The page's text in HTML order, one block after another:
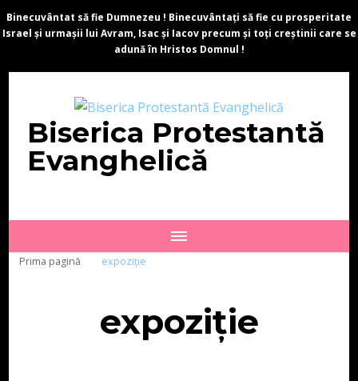
Binecuvântat să fie Dumnezeu ! Binecuvântați să fie cu prosperitate
Israel și urmașii lui Avram, Isac și Iacov precum și toți creștinii care se
adună în Hristos Domnul !
Biserica Protestantă
Evanghelică
Prima pagină expoziție
expoziție